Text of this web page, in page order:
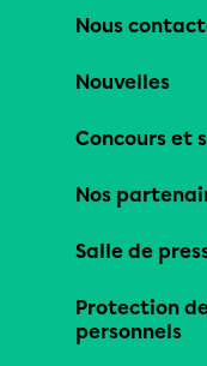
Nous
Nouvelles
Concours et
Nos
Salle de
Protection
personnels